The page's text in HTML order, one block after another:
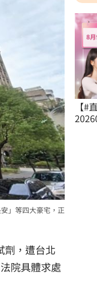
」等四大豪宅，正
劑，遭台北
院具體求處
【#